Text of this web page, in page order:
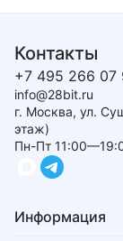
Контакты
+7 495 266 07
info@28bit.ru
г. Москва, ул.
этаж)
Пн-Пт
Информация